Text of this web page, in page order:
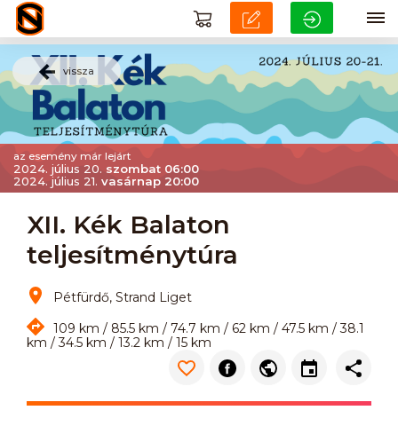
vissza
az esemény már lejárt
2024. július 20. szombat 06:00
2024. július 21. vasárnap 20:00
XII. Kék Balaton
teljesítménytúra
Pétfürdő, Strand Liget
109 km / 85.5 km / 74.7 km / 62 km / 47.5 km / 38.1
km / 34.5 km / 13.2 km / 15 km